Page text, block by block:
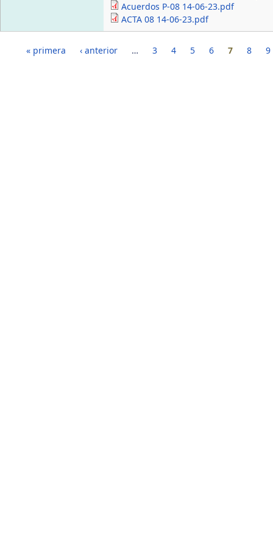
Acuerdos P-08 14-06-23.pdf
ACTA 08 14-06-23.pdf
Páginas« primera ‹ anterior … 3 4 5 6 7 8 9